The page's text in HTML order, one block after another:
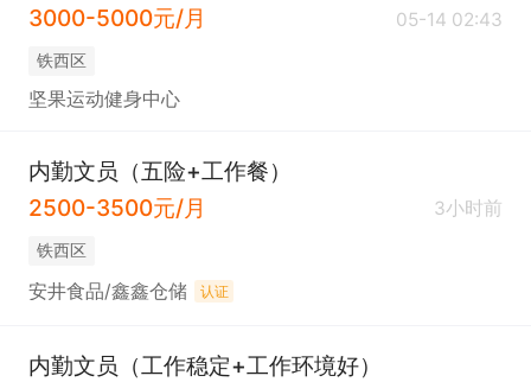
3000-5000元/月
05-14 02:43
铁西区
坚果运动健身中心
内勤文员（五险+工作餐）
2500-3500元/月
3小时前
铁西区
安井食品/鑫鑫仓储 认证
内勤文员（工作稳定+工作环境好）